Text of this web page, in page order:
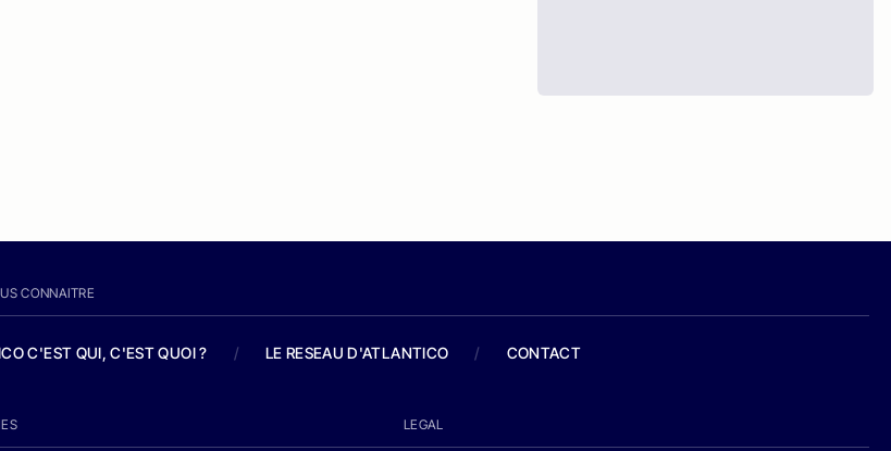
CONNAITRE
C'EST QUI, C'EST QUOI ? / LE RESEAU D'ATLANTICO / CONTACT
LEGAL